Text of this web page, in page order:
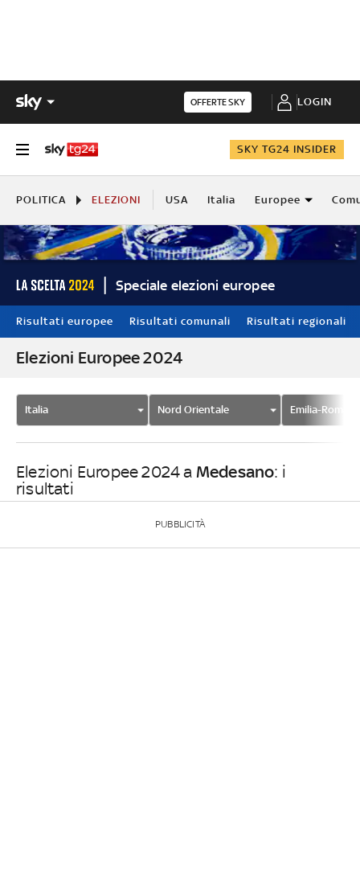
OFFERTE SKY LOGIN
SKY TG24 INSIDER
POLITICA ELEZIONI USA Italia Europee
Speciale elezioni europee
Risultati europee Risultati comunali Risultati regionali
Elezioni Europee 2024
Italia Nord Orientale Emilia-
Elezioni Europee 2024 a Medesano: i
risultati
PUBBLICITÀ